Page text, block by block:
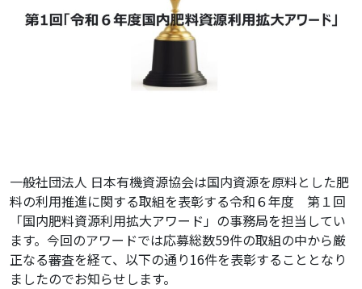
一般社団法人 日本有機資源協会は国内資源を原料とした肥
料の利用推進に関する取組を表彰する令和６年度 第１回
「国内肥料資源利用拡大アワード」の事務局を担当してい
ます。今回のアワードでは応募総数59件の取組の中から厳
正なる審査を経て、以下の通り16件を表彰することとなり
ましたのでお知らせします。